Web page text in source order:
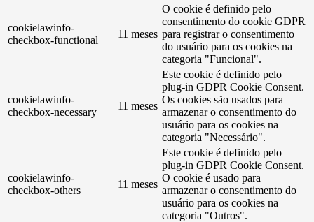
cookielawinfo-
checkbox-functional
11 meses
O cookie é definido pelo
consentimento do cookie GDPR
para registrar o consentimento
do usuário para os cookies na
categoria "Funcional".
cookielawinfo-
checkbox-necessary
11 meses
Este cookie é definido pelo
plug-in GDPR Cookie Consent.
Os cookies são usados ​​para
armazenar o consentimento do
usuário para os cookies na
categoria "Necessário".
cookielawinfo-
checkbox-others
11 meses
Este cookie é definido pelo
plug-in GDPR Cookie Consent.
O cookie é usado para
armazenar o consentimento do
usuário para os cookies na
categoria "Outros".